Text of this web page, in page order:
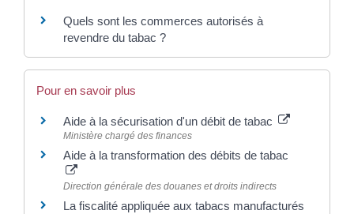
Quels sont les commerces autorisés à
revendre du tabac ?
Pour en savoir plus
Aide à la sécurisation d'un débit de tabac
Ministère chargé des finances
Aide à la transformation des débits de tabac
Direction générale des douanes et droits indirects
La fiscalité appliquée aux tabacs manufacturés